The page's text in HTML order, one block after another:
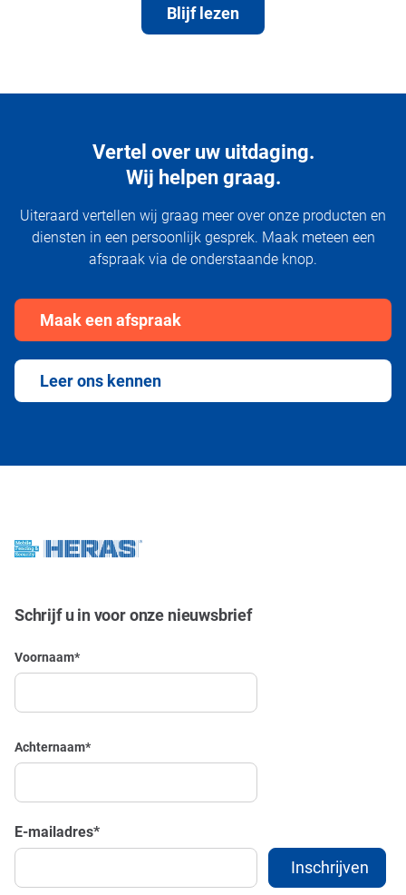
Blijf lezen
Vertel over uw uitdaging.
Wij helpen graag.
Uiteraard vertellen wij graag meer over onze producten en
diensten in een persoonlijk gesprek. Maak meteen een
afspraak via de onderstaande knop.
Maak een afspraak
Leer ons kennen
Schrijf u in voor onze nieuwsbrief
Voornaam*
Achternaam*
E-mailadres*